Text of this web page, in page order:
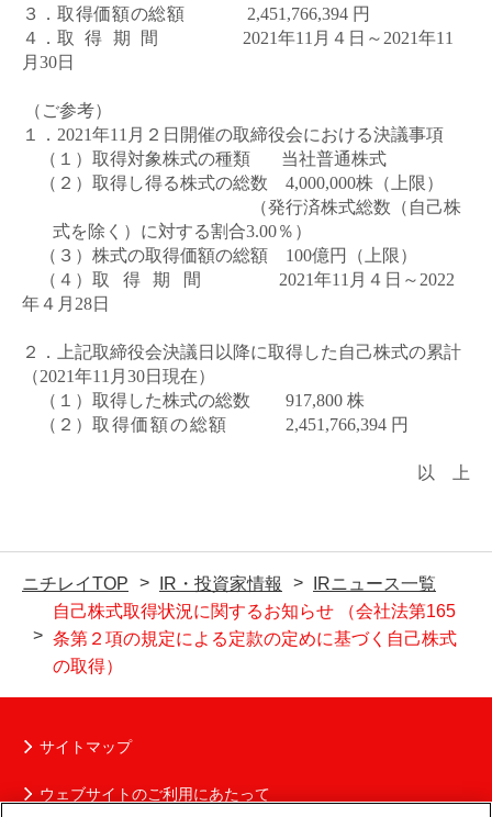
３． 取得価額の総額 2,451,766,394 円
４． 取得期間 2021年11 月４日～ 2021年11
月 30日
（ご参考）
１． 2021年11 月２日開催の取締役会における決議事項
（１） 取得対象株式の種類
当社普通株式
（２）取得し得る株式の総数
4,000,000株（上限）
（発行済株式総数（自己株
式を除く）に対する割合3.00％）
（３）株式の取得価額の総額
100億円（上限）
（４） 取得期間 2021年11 月４日～ 2022
年４月 28日
２．上記取締役会決議日以降に取得した自己株式の累計
（2021年11 月 30日現在）
（１） 取得した株式の総数
917,800 株
（２） 取得価額の総額 2,451,766,394 円
以 上
ニチレイTOP IR・投資家情報
IRニュース一覧
自己株式取得状況に関するお知らせ （会社法第165
条第２項の規定による定款の定めに基づく自己株式
の取得）
サイトマップ
ウェブサイトのご利用にあたって